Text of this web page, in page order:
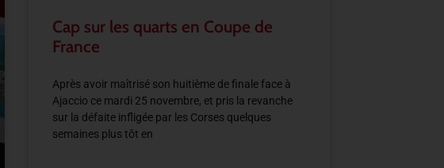
Cap sur les quarts en Coupe de
France
Après avoir maîtrisé son huitième de finale face à
Ajaccio ce mardi 25 novembre, et pris la revanche
sur la défaite infligée par les Corses quelques
semaines plus tôt en